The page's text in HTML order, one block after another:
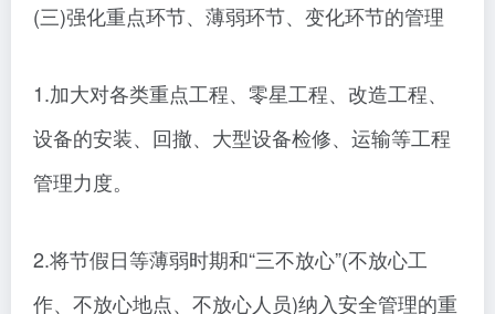
(三)强化重点环节、薄弱环节、变化环节的管理
1.加大对各类重点工程、零星工程、改造工程、
设备的安装、回撤、大型设备检修、运输等工程
管理力度。
2.将节假日等薄弱时期和“三不放心”(不放心工
作、不放心地点、不放心人员)纳入安全管理的重